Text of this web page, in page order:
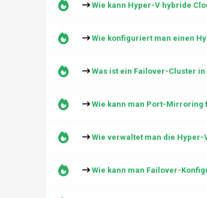
Wie kann Hyper-V hybride
Wie konfiguriert man einen
Was ist ein Failover-Cluster
Wie kann man Port-
Wie verwaltet man die
Wie kann man Failover-